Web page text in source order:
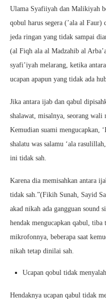
Ulama Syafiiyah dan Malikiyah
qobul harus segera (’ala al Faur)
jeda ringan yang tidak sampai
(al Fiqh ala al Madzahib al
syafi’iyah melarang, ketika
ucapan apapun yang tidak ada
Jika antara ijab dan qabul
shalawat, misalnya, seorang wali
Kemudian suami mengucapkan,
shalatu was salamu ‘ala
ini tidak sah.
Karena dia memisahkan antara
tidak sah.”(Fikih Sunah, Sayid
akad nikah ada gangguan sound
hendak mengucapkan qabul,
mikrofonnya, beberapa saat
nikah tetap dinilai sah.
Ucapan qobul tidak
Hendaknya ucapan qabul tidak